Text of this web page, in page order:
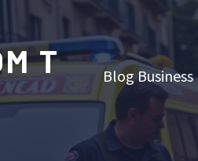
T Blog Business